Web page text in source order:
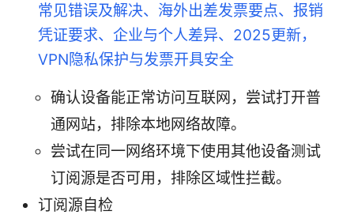
常见错误及解决、海外出差发票要点、报销
凭证要求、企业与个人差异、2025更新，
VPN隐私保护与发票开具安全
确认设备能正常访问互联网，尝试打开普
通网站，排除本地网络故障。
尝试在同一网络环境下使用其他设备测试
订阅源是否可用，排除区域性拦截。
订阅源自检